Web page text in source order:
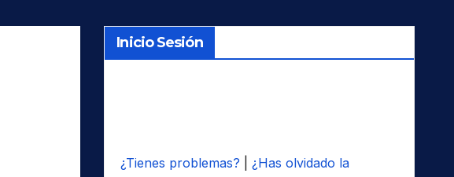
Inicio Sesión
¿Tienes problemas?
¿Has olvidado la